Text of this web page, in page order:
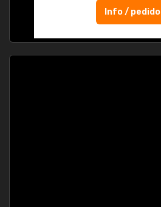
Info / pedido